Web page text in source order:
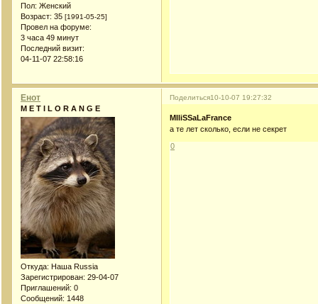
Пол: Женский
Возраст: 35 [1991-05-25]
Провел на форуме:
3 часа 49 минут
Последний визит:
04-11-07 22:58:16
Поделиться10-10-07 19:27:32
Енот
M E T I L O R A N G E
Откуда: Наша Russia
Зарегистрирован: 29-04-07
Приглашений: 0
Сообщений: 1448
MIliSSaLaFrance
а те лет сколько, если не секрет
0